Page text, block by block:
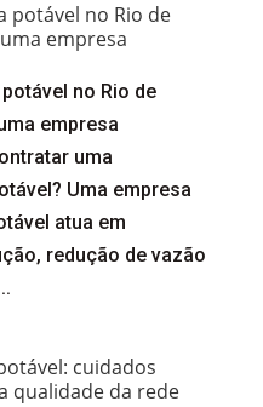
potável no Rio de
empresa
no Rio de
empresa
uma
Uma empresa
atua em
redução de vazão
cuidados
qualidade da rede